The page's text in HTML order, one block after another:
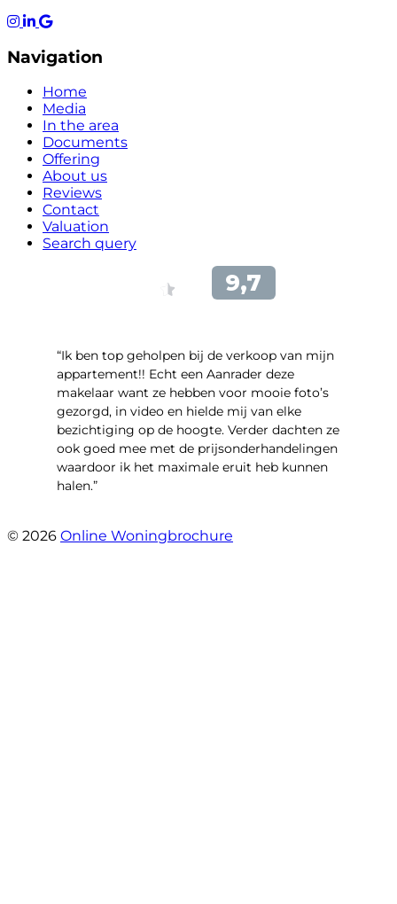
Navigation
Home
Media
In the area
Documents
Offering
About us
Reviews
Contact
Valuation
Search query
“Ik ben top geholpen bij de verkoop van mijn
appartement!! Echt een Aanrader deze
makelaar want ze hebben voor mooie foto’s
gezorgd, in video en hielde mij van elke
bezichtiging op de hoogte. Verder dachten ze
ook goed mee met de prijsonderhandelingen
waardoor ik het maximale eruit heb kunnen
halen.”
© 2026 Online Woningbrochure